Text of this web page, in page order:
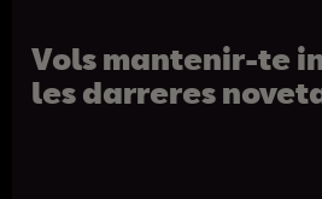
Vols mantenir-te
les darreres